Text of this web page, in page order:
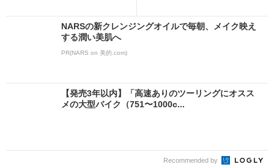
NARSの新クレンジングオイルで毎朝、メイク映え
する潤い美肌へ
PR(NARS on 美的.com)
【発売3年以内】「高速ありのツーリングにオスス
メの大型バイク（751〜1000c...
Recommended by